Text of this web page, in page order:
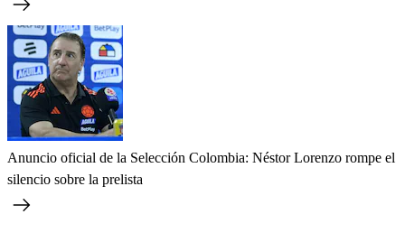
Anuncio oficial de la Selección Colombia: Néstor Lorenzo rompe el
silencio sobre la prelista